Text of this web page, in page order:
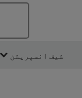
شیف انسپریشن